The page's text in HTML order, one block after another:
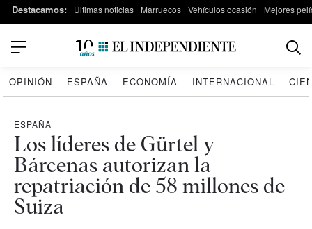
Destacamos: Últimas noticias Marruecos Vehículos ocasión Mejores
OPINIÓN ESPAÑA ECONOMÍA INTERNACIONAL
ESPAÑA
Los líderes de Gürtel y
Bárcenas autorizan la
repatriación de 58 millones de
Suiza